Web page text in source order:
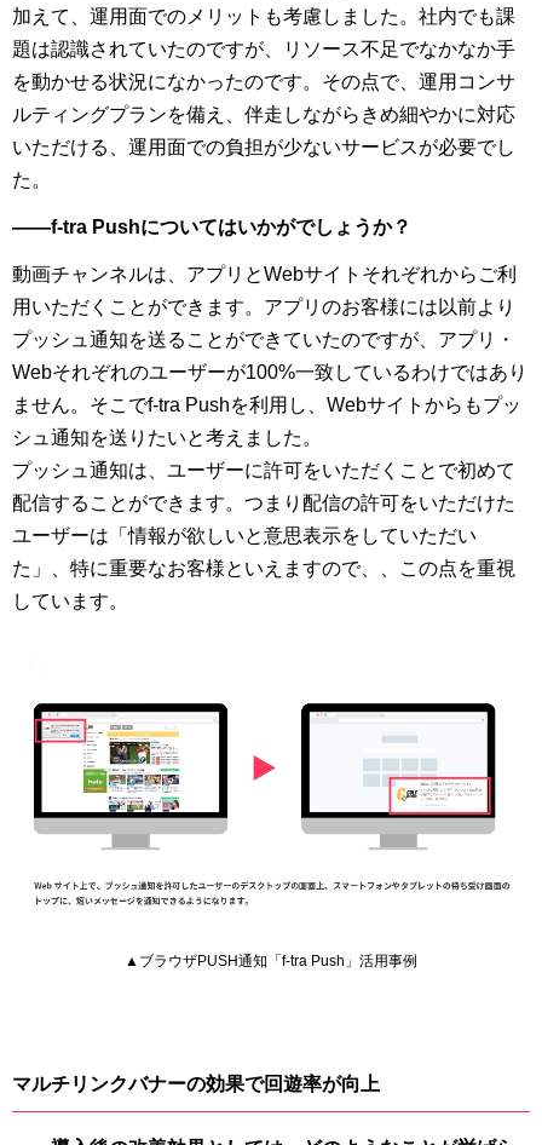
加えて、運用面でのメリットも考慮しました。社内でも課
題は認識されていたのですが、リソース不足でなかなか手
を動かせる状況になかったのです。その点で、運用コンサ
ルティングプランを備え、伴走しながらきめ細やかに対応
いただける、運用面での負担が少ないサービスが必要でし
た。
――f-tra Pushについてはいかがでしょうか？
動画チャンネルは、アプリとWebサイトそれぞれからご利
用いただくことができます。アプリのお客様には以前より
プッシュ通知を送ることができていたのですが、アプリ・
Webそれぞれのユーザーが100%一致しているわけではあり
ません。そこでf-tra Pushを利用し、Webサイトからもプッ
シュ通知を送りたいと考えました。
プッシュ通知は、ユーザーに許可をいただくことで初めて
配信することができます。つまり配信の許可をいただけた
ユーザーは「情報が欲しいと意思表示をしていただい
た」、特に重要なお客様といえますので、、この点を重視
しています。
▲ブラウザPUSH通知「f-tra Push」活用事例
マルチリンクバナーの効果で回遊率が向上